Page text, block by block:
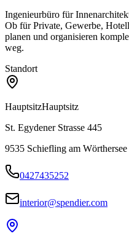
Ingenieurbüro für
Ob für Private, Gewerbe,
planen und organisieren
weg.
Standort
HauptsitzHauptsitz
St. Egydener Strasse 445
9535 Schiefling am Wörthersee
0427435252
interior@spendier.com